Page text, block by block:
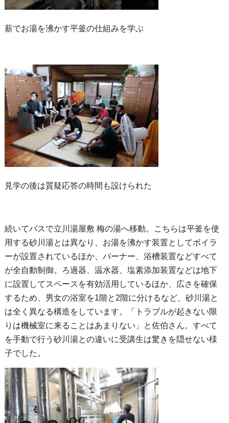
薪でお湯を沸かす平釜の仕組みを学ぶ
見学の後は質疑応答の時間も設けられた
続いてバスで立川湯屋敷 梅の湯へ移動。こちらは平釜を使
用する砂川湯とは異なり、お湯を沸かす装置としてボイラ
ーが設置されているほか、バーナー、浴槽装置などすべて
が全自動制御。ろ過器、温水器、塩素添加装置などは地下
に設置してスペースを有効活用しているほか、広さを確保
するため、男女の浴室を1階と2階に分けるなど、砂川湯と
は全く異なる構造をしています。「トラブルが起きない限
りは機械室に来ることはあまりない」と佐伯さん。すべて
を手動で行う砂川湯との違いに受講生は驚きを隠せない様
子でした。